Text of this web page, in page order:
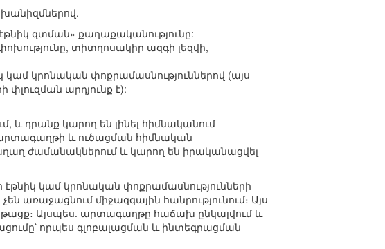
զտման» քաղաքականությունը:
տիտղոսակիր ազգի լեզվի,
կամ կրոնական փոքրամասնություններով (այս
արդյունք է):
դրանք կարող են լինել հիմնականում
արտագաղթի և ուծացման հիմնական
ժամանակներում և կարող են իրականացվել
էթնիկ կամ կրոնական փոքրամասնությունների
առաջացնում միջազգային հանրությունում։ Այս
Այսպես. արտագաղթը հաճախ ընկալվում և
որպես գլոբալացման և ինտեգրացման